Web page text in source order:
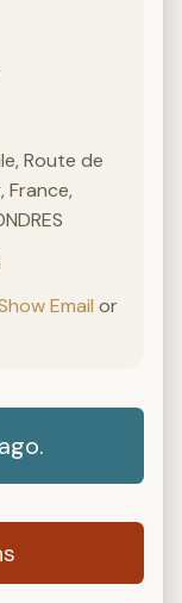
Route de
France,
Email or